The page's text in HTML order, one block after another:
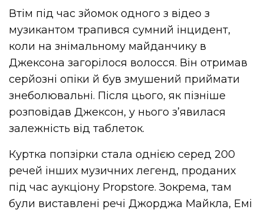
Втім під час зйомок одного з відео з
музикантом трапився сумний інцидент,
коли на знімальному майданчику в
Джексона загорілося волосся. Він отримав
серйозні опіки й був змушений приймати
знеболювальні. Після цього, як пізніше
розповідав Джексон, у нього з’явилася
залежність від таблеток.
Куртка попзірки стала однією серед 200
речей інших музичних легенд, проданих
під час аукціону Propstore. Зокрема, там
були виставлені речі Джорджа Майкла, Емі